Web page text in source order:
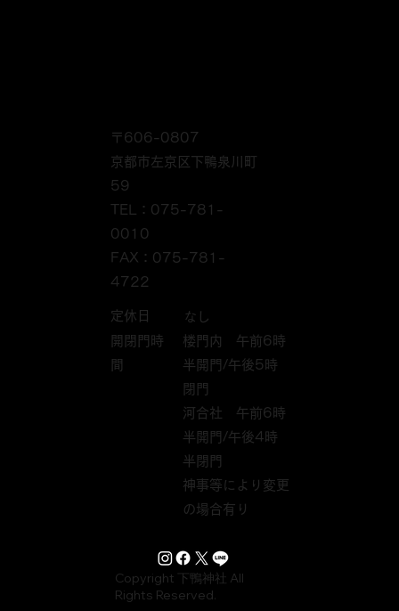
Copyright 下鴨神社 All
Rights Reserved.
〒606-0807
京都市左京区下鴨泉川町
59
TEL：075-781-
0010
FAX：075-781-
4722
定休日
なし
開閉門時
間
楼門内 午前6時
半開門/午後5時
閉門
河合社 午前6時
半開門/午後4時
半閉門
神事等により変更
の場合有り